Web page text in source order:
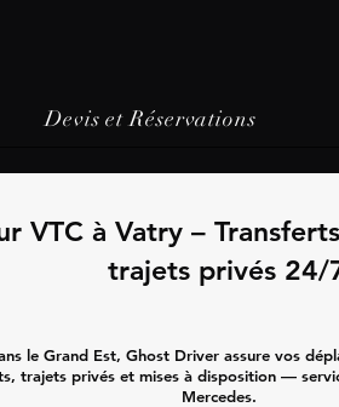
Devis et Réservations
VTC à Vatry –
trajets privés 24/
le Grand Est, Ghost Driver assure vos
trajets privés et mises à disposition —
Mercedes.